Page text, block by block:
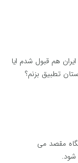
هم قبول شدم ایا
تطبیق بزنم؟
مقصد می
شود.